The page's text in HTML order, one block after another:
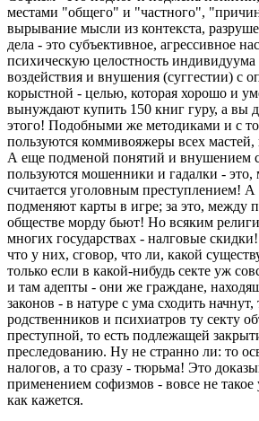
местами "общего" и "частного",
вырывание мысли из контекста,
дела - это субъективное, агрессивное
психическую целостность индивидуума
воздействия и внушения (суггестии) с
корыстной - целью, которая хорошо и
вынуждают купить 150 книг гуру, а вы
этого! Подобными же методиками и с
пользуются коммивояжеры всех мастей,
А еще подменой понятий и внушением
пользуются мошенники и гадалки -
считается уголовным преступлением!
подменяют карты в игре; за это, между
обществе морду бьют! Но всяким
многих государствах - налговые
что у них, сговор, что ли, какой
только если в какой-нибудь секте уж
и там адепты - они же граждане,
законов - в натуре с ума сходить
родственников и психиатров ту секту
преступной, то есть подлежащей
преследованию. Ну не странно ли: то
налогов, а то сразу - тюрьма! Это
применением софизмов - вовсе не такое
как кажется.